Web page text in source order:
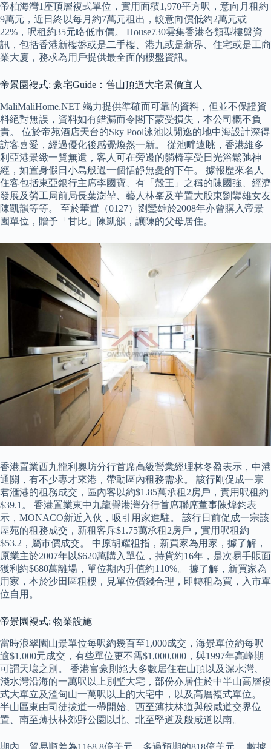
帝柏海灣1座頂層複式單位，實用面積1,970平方呎，意向月租約
9萬元，近日終以每月約7萬元租出，較意向價低約2萬元或
22%，呎租約35元略低市價。 House730雲集香港各類型樓盤資
訊，包括香港新樓盤或是二手樓、港九或是新界、住宅或是工商
業大廈，務求為用戶提供最全面的樓盤資訊。
帝景園複式: 豪宅Guide：舊山頂道大宅景價宜人
MaliMaliHome.NET 竭力提供準確而可靠的資料，但並不保證資
料絕對無誤，資料如有錯漏而令閣下蒙受損失，本公司概不負
責。 位於帝苑酒店天台的Sky Pool泳池以閒逸的地中海設計深得
訪客喜愛，經過優化後感覺煥然一新。 從池畔遠眺，香港維多
利亞港景緻一覽無遺，客人可在旁邊的躺椅享受日光浴鬆弛神
經，如置身假日小島般過一個恬靜無憂的下午。 據報歷來名人
住客包括東亞銀行主席李國寶、有「殼王」之稱的陳國強、經濟
發展及勞工局前局長葉澍堃、藝人林峯及華置大股東劉鑾雄女友
陳凱韻等等。 至於華置（0127）劉鑾雄於2008年亦曾購入帝景
園單位，贈予「甘比」陳凱韻，讓陳的父母居住。
香港置業西九龍利奧坊分行首席高級營業經理林冬盈表示，中港
通關，有不少專才來港，帶動區內租務需求。 該行剛促成一宗
君滙港的租務成交，區內客以約$1.85萬承租2房戶，實用呎租約
$39.1。 香港置業東中九龍譽港灣分行首席聯席董事陳煒鈞表
示，MONACO新近入伙，吸引用家進駐。 該行日前促成一宗該
屋苑的租務成交，新租客斥$1.75萬承租2房戶，實用呎租約
$53.2，屬市價成交。 中原胡耀祖指，新買家為用家，據了解，
原業主於2007年以$620萬購入單位，持貨約16年，是次易手賬面
獲利約$680萬離場，單位期內升值約110%。 據了解，新買家為
用家，本於沙田區租樓，見單位價錢合理，即轉租為買，入市單
位自用。
帝景園複式: 物業設施
當時浪翠園山景單位每呎約幾百至1,000成交，海景單位約每呎
逾$1,000元成交，有些單位更不需$1,000,000，與1997年高峰期
可謂天壤之別。 香港富豪則絕大多數居住在山頂以及深水灣、
淺水灣沿海的一萬呎以上別墅大宅，部份亦居住於中半山高層複
式大單立及渣甸山一萬呎以上的大宅中，以及高層複式單位。
半山區東由司徒拔道一帶開始、西至薄扶林道與般咸道交界位
置、南至薄扶林郊野公園以北、北至堅道及般咸道以南。
期內，貿易順差為1168.8億美元，多過預期的818億美元。 數據